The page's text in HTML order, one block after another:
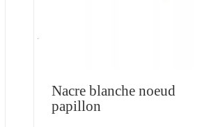
Nacre blanche noeud
papillon